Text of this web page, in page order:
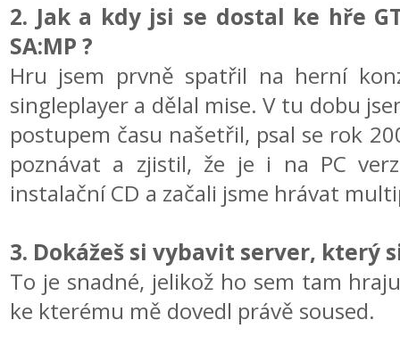
2. Jak a kdy jsi se dostal ke hře
SA:MP ?
Hru jsem prvně spatřil na herní
singleplayer a dělal mise. V tu dobu
postupem času našetřil, psal se rok
poznávat a zjistil, že je i na PC
instalační CD a začali jsme hrávat
3. Dokážeš si vybavit server, který
To je snadné, jelikož ho sem tam
ke kterému mě dovedl právě soused.